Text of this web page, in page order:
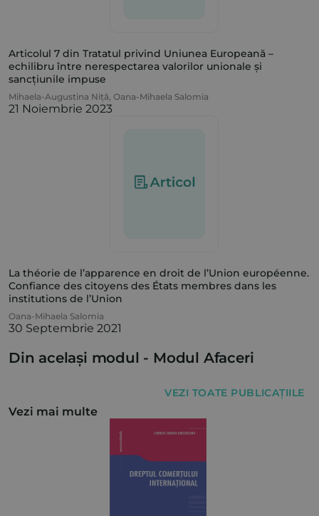
Articolul 7 din Tratatul privind Uniunea Europeană –
echilibru între nerespectarea valorilor unionale și
sancțiunile impuse
Mihaela-Augustina Niță, Oana-Mihaela Salomia
21 Noiembrie 2023
La théorie de l’apparence en droit de l’Union européenne.
Confiance des citoyens des États membres dans les
institutions de l’Union
Oana-Mihaela Salomia
30 Septembrie 2021
Din același modul - Modul Afaceri
VEZI TOATE PUBLICAȚIILE
Vezi mai multe